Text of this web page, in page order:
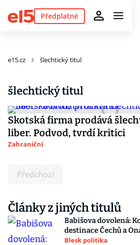
Předplatné
e15.cz šlechtický titul
šlechtický titul
Skotská firma prodává
liber. Podvod, tvrdí kritici
Zahraniční
Předchozí
Články z jiných titulů
Babišova dovolená:
destinace Čechů a
Blesk politika